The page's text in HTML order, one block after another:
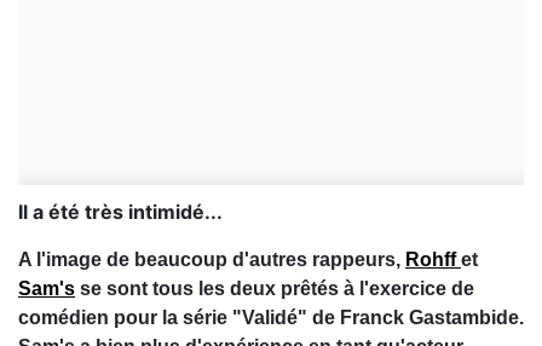
Il a été très intimidé...
A l'image de beaucoup d'autres rappeurs, Rohffet
Sam's se sont tous les deux prêtés à l'exercice de
comédien pour la série "Validé" de Franck Gastambide.